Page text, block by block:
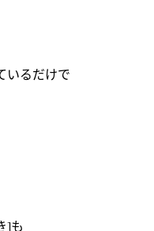
いるだけで
]も